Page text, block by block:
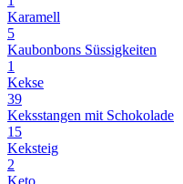
Karamell
5
Kaubonbons Süssigkeiten
1
Kekse
39
Keksstangen mit Schokolade
15
Keksteig
2
Keto